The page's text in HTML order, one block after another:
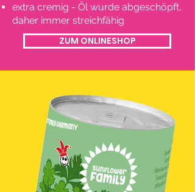
extra cremig - Öl wurde abgeschöpft,
daher immer streichfähig
ZUM ONLINESHOP